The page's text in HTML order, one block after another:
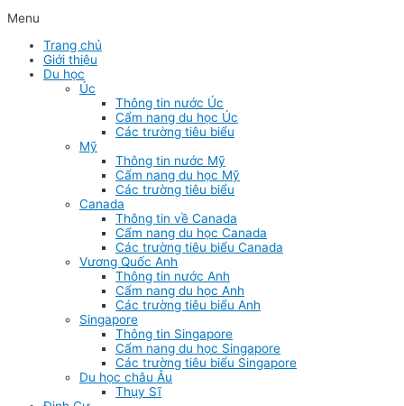
Menu
Trang chủ
Giới thiệu
Du học
Úc
Thông tin nước Úc
Cẩm nang du học Úc
Các trường tiêu biểu
Mỹ
Thông tin nước Mỹ
Cẩm nang du học Mỹ
Các trường tiêu biểu
Canada
Thông tin về Canada
Cẩm nang du học Canada
Các trường tiêu biểu Canada
Vương Quốc Anh
Thông tin nước Anh
Cẩm nang du học Anh
Các trường tiêu biểu Anh
Singapore
Thông tin Singapore
Cẩm nang du học Singapore
Các trường tiêu biểu Singapore
Du học châu Âu
Thụy Sĩ